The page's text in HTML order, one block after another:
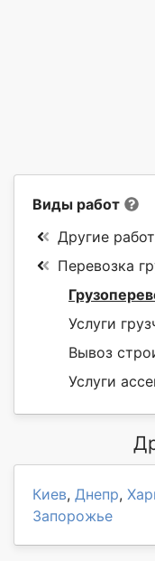
Виды работ
Другие
Перевозка
Услуги
Вывоз
Услуги
Киев, Днепр,
Запорожье